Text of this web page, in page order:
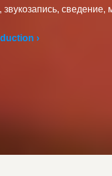
›
сведение,